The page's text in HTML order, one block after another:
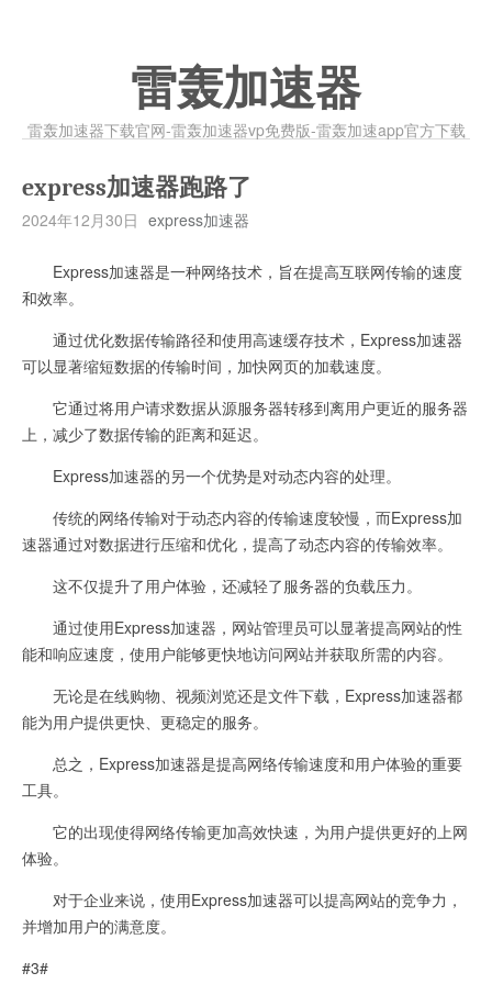
雷轰加速器
雷轰加速器下载官网-雷轰加速器vp免费版-雷轰加速app官方下载
express加速器跑路了
2024年12月30日 express加速器
Express加速器是一种网络技术，旨在提高互联网传输的速度
和效率。
通过优化数据传输路径和使用高速缓存技术，Express加速器
可以显著缩短数据的传输时间，加快网页的加载速度。
它通过将用户请求数据从源服务器转移到离用户更近的服务器
上，减少了数据传输的距离和延迟。
Express加速器的另一个优势是对动态内容的处理。
传统的网络传输对于动态内容的传输速度较慢，而Express加
速器通过对数据进行压缩和优化，提高了动态内容的传输效率。
这不仅提升了用户体验，还减轻了服务器的负载压力。
通过使用Express加速器，网站管理员可以显著提高网站的性
能和响应速度，使用户能够更快地访问网站并获取所需的内容。
无论是在线购物、视频浏览还是文件下载，Express加速器都
能为用户提供更快、更稳定的服务。
总之，Express加速器是提高网络传输速度和用户体验的重要
工具。
它的出现使得网络传输更加高效快速，为用户提供更好的上网
体验。
对于企业来说，使用Express加速器可以提高网站的竞争力，
并增加用户的满意度。
#3#